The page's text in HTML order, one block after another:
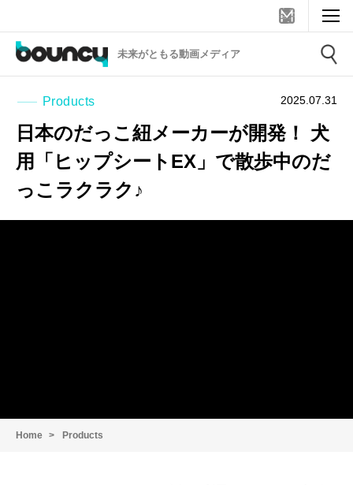
未来がともる動画メディア
Products 2025.07.31
日本のだっこ紐メーカーが開発！ 犬
用「ヒップシートEX」で散歩中のだ
っこラクラク♪
Home Products